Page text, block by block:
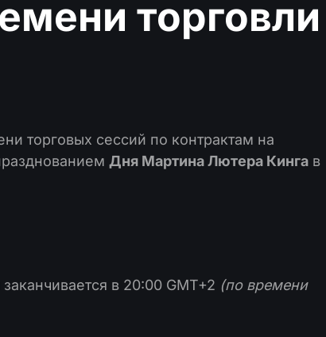
торговли
торговых сессий по контрактам на
Дня Мартина Лютера Кинга в
в 20:00 GMT+2 (по времени